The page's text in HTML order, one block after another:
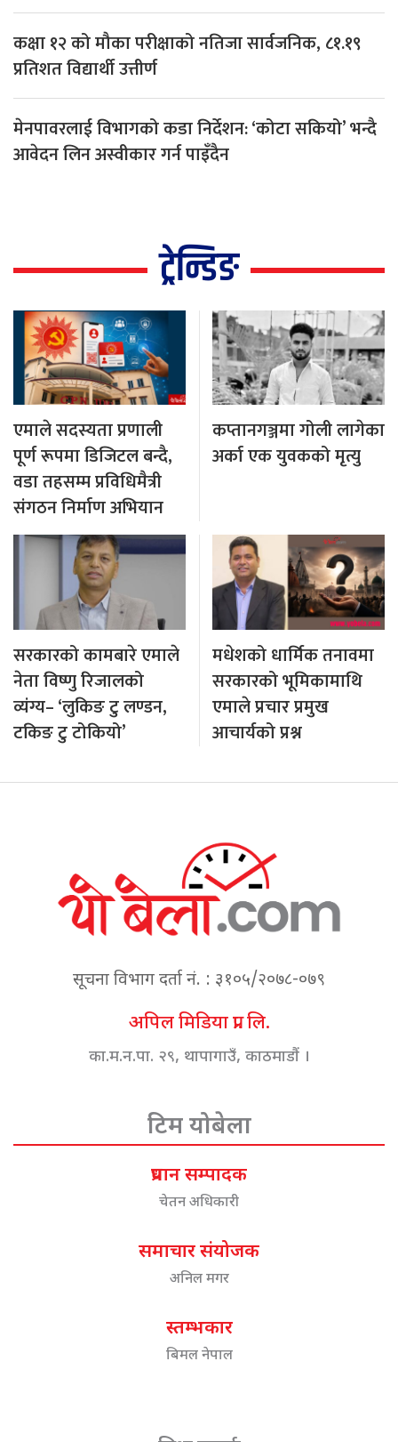
कक्षा १२ को मौका परीक्षाको नतिजा सार्वजनिक, ८१.१९
प्रतिशत विद्यार्थी उत्तीर्ण
मेनपावरलाई विभागको कडा निर्देशन: ‘कोटा सकियो’ भन्दै
आवेदन लिन अस्वीकार गर्न पाइँदैन
ट्रेन्डिङ
एमाले सदस्यता प्रणाली
पूर्ण रूपमा डिजिटल बन्दै,
वडा तहसम्म प्रविधिमैत्री
संगठन निर्माण अभियान
कप्तानगञ्जमा गोली लागेका
अर्का एक युवकको मृत्यु
सरकारको कामबारे एमाले
नेता विष्णु रिजालको
व्यंग्य– ‘लुकिङ टु लण्डन,
टकिङ टु टोकियो’
मधेशको धार्मिक तनावमा
सरकारको भूमिकामाथि
एमाले प्रचार प्रमुख
आचार्यको प्रश्न
सूचना विभाग दर्ता नं. : ३१०५/२०७८-०७९
अपिल मिडिया प्रा. लि.
का.म.न.पा. २९, थापागाउँ, काठमाडौं ।
टिम योबेला
प्रधान सम्पादक
चेतन अधिकारी
समाचार संयोजक
अनिल मगर
स्तम्भकार
बिमल नेपाल